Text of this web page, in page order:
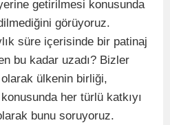
getirilmesi konusunda
görüyoruz.
süre içerisinde bir patinaj
bu kadar uzadı? Bizler
ülkenin birliği,
her türlü katkıyı
bunu soruyoruz.